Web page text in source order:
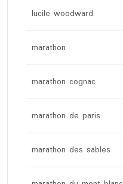
lucile woodward
marathon
marathon cognac
marathon de paris
marathon des sables